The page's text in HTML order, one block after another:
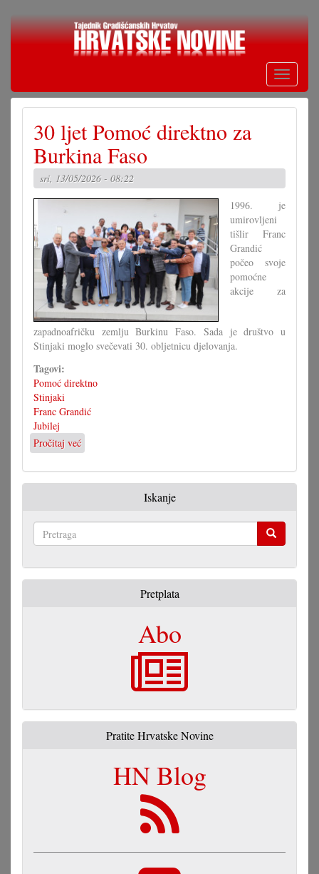
Skoči
Toggle
30 ljet Pomoć direktno za
Burkina Faso
sri, 13/05/2026 - 08:22
1996. je
umirovljeni
tišlir Franc
Grandić
počeo svoje
pomoćne
akcije za
zapadnoafričku zemlju Burkinu Faso. Sada je društvo u
Stinjaki moglo svečevati 30. obljetnicu djelovanja.
Tagovi:
Pomoć direktno
Stinjaki
Franc Grandić
Jubilej
Pročitaj već
30
ljet
Pomoć
Faso
Iskanje
Pretplata
Abo
Pratite Hrvatske Novine
HN Blog